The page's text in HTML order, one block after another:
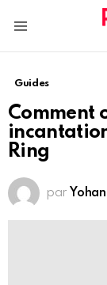
Guides
Comment
Ring
par Yohan